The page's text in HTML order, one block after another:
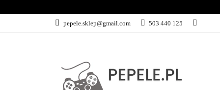
pepele.sklep@gmail.com 503 440 125
GRY